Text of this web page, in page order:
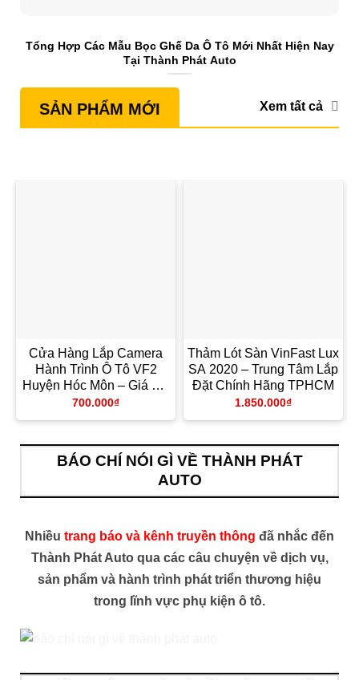
Tổng Hợp Các Mẫu Bọc Ghế Da Ô Tô Mới Nhất Hiện Nay
Tại Thành Phát Auto
SẢN PHẨM MỚI Xem tất cả
Cửa Hàng Lắp Camera
Hành Trình Ô Tô VF2
Huyện Hóc Môn – Giá Tốt
TPHCM
700.000₫
Thảm Lót Sàn VinFast Lux
SA 2020 – Trung Tâm Lắp
Đặt Chính Hãng TPHCM
1.850.000₫
BÁO CHÍ NÓI GÌ VỀ THÀNH PHÁT
AUTO
Nhiều trang báo và kênh truyền thông đã nhắc đến
Thành Phát Auto qua các câu chuyện về dịch vụ,
sản phẩm và hành trình phát triển thương hiệu
trong lĩnh vực phụ kiện ô tô.